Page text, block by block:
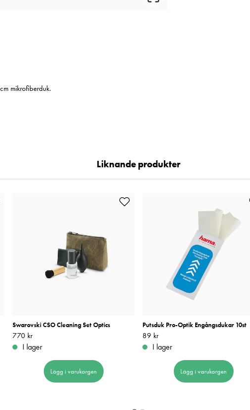
mikrofiberduk.
Liknande produkter
Swarovski CSO Cleaning Set Optics
Pris: 770 kr
770 kr
I lager
Lägg i varukorgen
Putsduk Pro-Optik Engångsdukar 10st
Pris :89 kr
89 kr
I lager
Lägg i varukorgen